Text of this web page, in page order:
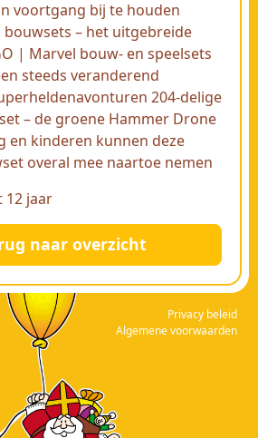
voortgang bij te houden
– het uitgebreide
| Marvel bouw- en speelsets
steeds veranderend
204-delige
– de groene Hammer Drone
en kinderen kunnen deze
overal mee naartoe nemen
12 jaar
naar overzicht
Privacy beleid
Algemene voorwaarden